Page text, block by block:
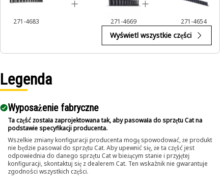
271-4683 271-4669 271-4654
Wyświetl wszystkie części
Legenda
Wyposażenie fabryczne
Ta część została zaprojektowana tak, aby pasowała do sprzętu Cat na
podstawie specyfikacji producenta.
Wszelkie zmiany konfiguracji producenta mogą spowodować, że produkt
nie będzie pasował do sprzętu Cat. Aby upewnić się, że ta część jest
odpowiednia do danego sprzętu Cat w bieżącym stanie i przyjętej
konfiguracji, skontaktuj się z dealerem Cat. Ten wskaźnik nie gwarantuje
zgodności wszystkich części.